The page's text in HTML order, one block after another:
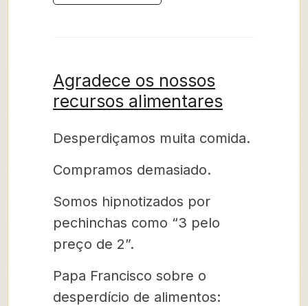
Agradece os nossos
recursos alimentares
Desperdiçamos muita comida.
Compramos demasiado.
Somos hipnotizados por
pechinchas como “3 pelo
preço de 2”.
Papa Francisco sobre o
desperdício de alimentos: